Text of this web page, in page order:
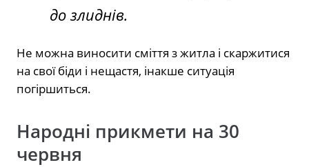
до злиднів.
Не можна виносити сміття з житла і скаржитися
на свої біди і нещастя, інакше ситуація
погіршиться.
Народні прикмети на 30
червня